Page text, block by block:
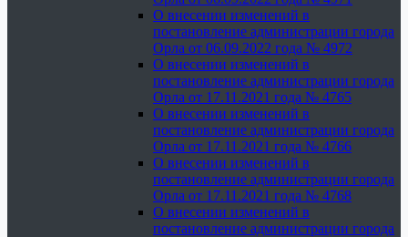
О внесении изменений в
постановление администрации города
Орла от 06.09.2022 года № 4972
О внесении изменений в
постановление администрации города
Орла от 17.11.2021 года № 4765
О внесении изменений в
постановление администрации города
Орла от 17.11.2021 года № 4766
О внесении изменений в
постановление администрации города
Орла от 17.11.2021 года № 4768
О внесении изменений в
постановление администрации города